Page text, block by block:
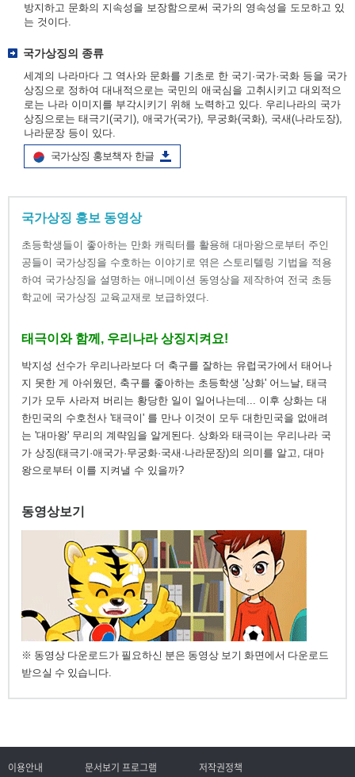
방지하고 문화의 지속성을 보장함으로써 국가의 영속성을 도모하고 있
는 것이다.
국가상징의 종류
세계의 나라마다 그 역사와 문화를 기초로 한 국기·국가·국화 등을 국가
상징으로 정하여 대내적으로는 국민의 애국심을 고취시키고 대외적으
로는 나라 이미지를 부각시키기 위해 노력하고 있다. 우리나라의 국가
상징으로는 태극기(국기), 애국가(국가), 무궁화(국화), 국새(나라도장),
나라문장 등이 있다.
국가상징 홍보책자 한글
국가상징 홍보 동영상
초등학생들이 좋아하는 만화 캐릭터를 활용해 대마왕으로부터 주인
공들이 국가상징을 수호하는 이야기로 엮은 스토리텔링 기법을 적용
하여 국가상징을 설명하는 애니메이션 동영상을 제작하여 전국 초등
학교에 국가상징 교육교재로 보급하였다.
태극이와 함께, 우리나라 상징지켜요!
박지성 선수가 우리나라보다 더 축구를 잘하는 유럽국가에서 태어나
지 못한 게 아쉬웠던, 축구를 좋아하는 초등학생 '상화' 어느날, 태극
기가 모두 사라져 버리는 황당한 일이 일어나는데... 이후 상화는 대
한민국의 수호천사 '태극이' 를 만나 이것이 모두 대한민국을 없애려
는 '대마왕' 무리의 계략임을 알게된다. 상화와 태극이는 우리나라 국
가 상징(태극기·애국가·무궁화·국새·나라문장)의 의미를 알고, 대마
왕으로부터 이를 지켜낼 수 있을까?
동영상보기
※ 동영상 다운로드가 필요하신 분은 동영상 보기 화면에서 다운로드
받으실 수 있습니다.
이용안내 문서보기 프로그램 저작권정책